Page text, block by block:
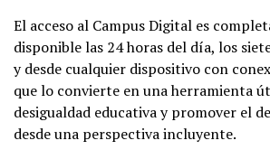
El acceso al Campus Digital es
disponible las 24 horas del día, los
y desde cualquier dispositivo con
que lo convierte en una herramienta
desigualdad educativa y promover el
desde una perspectiva incluyente.